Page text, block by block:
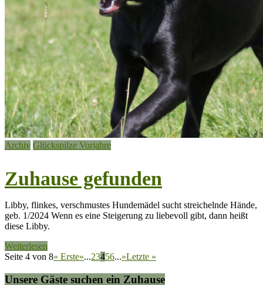
Archiv Glückspilze Vorjahre
Zuhause gefunden
Libby, flinkes, verschmustes Hundemädel sucht streichelnde Hände,
geb. 1/2024 Wenn es eine Steigerung zu liebevoll gibt, dann heißt
diese Libby.
Weiterlesen
Seite 4 von 8« Erste«...23456...»Letzte »
Unsere Gäste suchen ein Zuhause